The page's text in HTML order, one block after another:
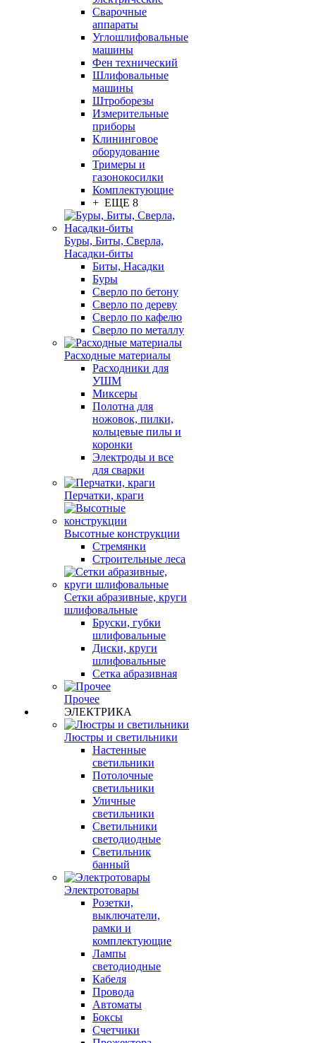
Сварочные
аппараты
Углошлифовальные
машины
Фен технический
Шлифовальные
машины
Штроборезы
Измерительные
приборы
Клининговое
оборудование
Тримеры и
газонокосилки
Комплектующие
+ ЕЩЕ 8
Буры, Биты, Сверла,
Насадки-биты
Биты, Насадки
Буры
Сверло по бетону
Сверло по дереву
Сверло по кафелю
Сверло по металлу
Расходные материалы
Расходники для
УШМ
Миксеры
Полотна для
ножовок, пилки,
кольцевые пилы и
коронки
Электроды и все
для сварки
Перчатки, краги
Высотные конструкции
Стремянки
Строительные леса
Сетки абразивные, круги
шлифовальные
Бруски, губки
шлифовальные
Диски, круги
шлифовальные
Сетка абразивная
Прочее
ЭЛЕКТРИКА
Люстры и светильники
Настенные
светильники
Потолочные
светильники
Уличные
светильники
Светильники
светодиодные
Светильник
банный
Электротовары
Розетки,
выключатели,
рамки и
комплектующие
Лампы
светодиодные
Кабеля
Провода
Автоматы
Боксы
Счетчики